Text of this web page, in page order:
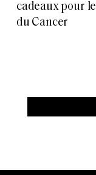
cadeaux pour
du Cancer